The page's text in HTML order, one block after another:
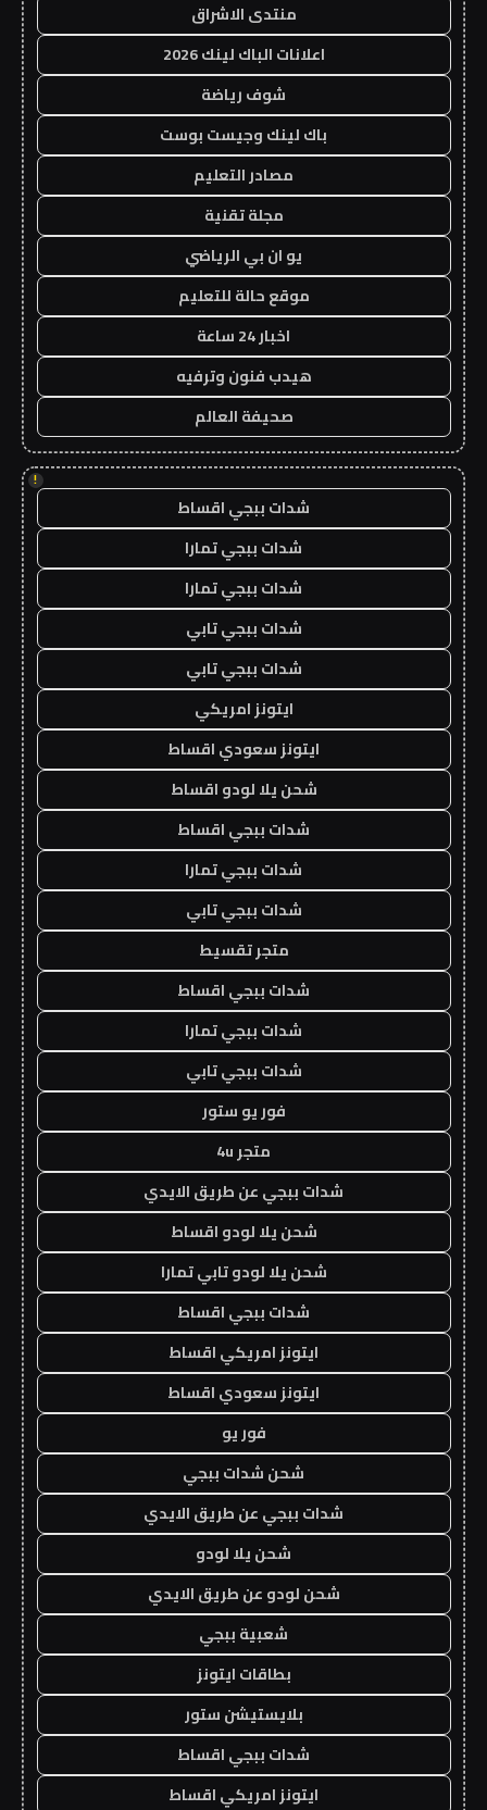
منتدى الاشراق
اعلانات الباك لينك 2026
شوف رياضة
باك لينك وجيست بوست
مصادر التعليم
مجلة تقنية
يو ان بي الرياضي
موقع حالة للتعليم
اخبار 24 ساعة
هيدب فنون وترفيه
صحيفة العالم
!
شدات ببجي اقساط
شدات ببجي تمارا
شدات ببجي تمارا
شدات ببجي تابي
شدات ببجي تابي
ايتونز امريكي
ايتونز سعودي اقساط
شحن يلا لودو اقساط
شدات ببجي اقساط
شدات ببجي تمارا
شدات ببجي تابي
متجر تقسيط
شدات ببجي اقساط
شدات ببجي تمارا
شدات ببجي تابي
فور يو ستور
متجر 4u
شدات ببجي عن طريق الايدي
شحن يلا لودو اقساط
شحن يلا لودو تابي تمارا
شدات ببجي اقساط
ايتونز امريكي اقساط
ايتونز سعودي اقساط
فور يو
شحن شدات ببجي
شدات ببجي عن طريق الايدي
شحن يلا لودو
شحن لودو عن طريق الايدي
شعبية ببجي
بطاقات ايتونز
بلايستيشن ستور
شدات ببجي اقساط
ايتونز امريكي اقساط